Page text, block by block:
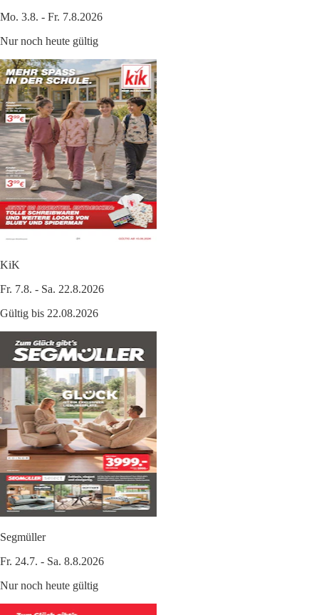
Mo. 3.8. - Fr. 7.8.2026
Nur noch heute gültig
KiK
Fr. 7.8. - Sa. 22.8.2026
Gültig bis 22.08.2026
Segmüller
Fr. 24.7. - Sa. 8.8.2026
Nur noch heute gültig